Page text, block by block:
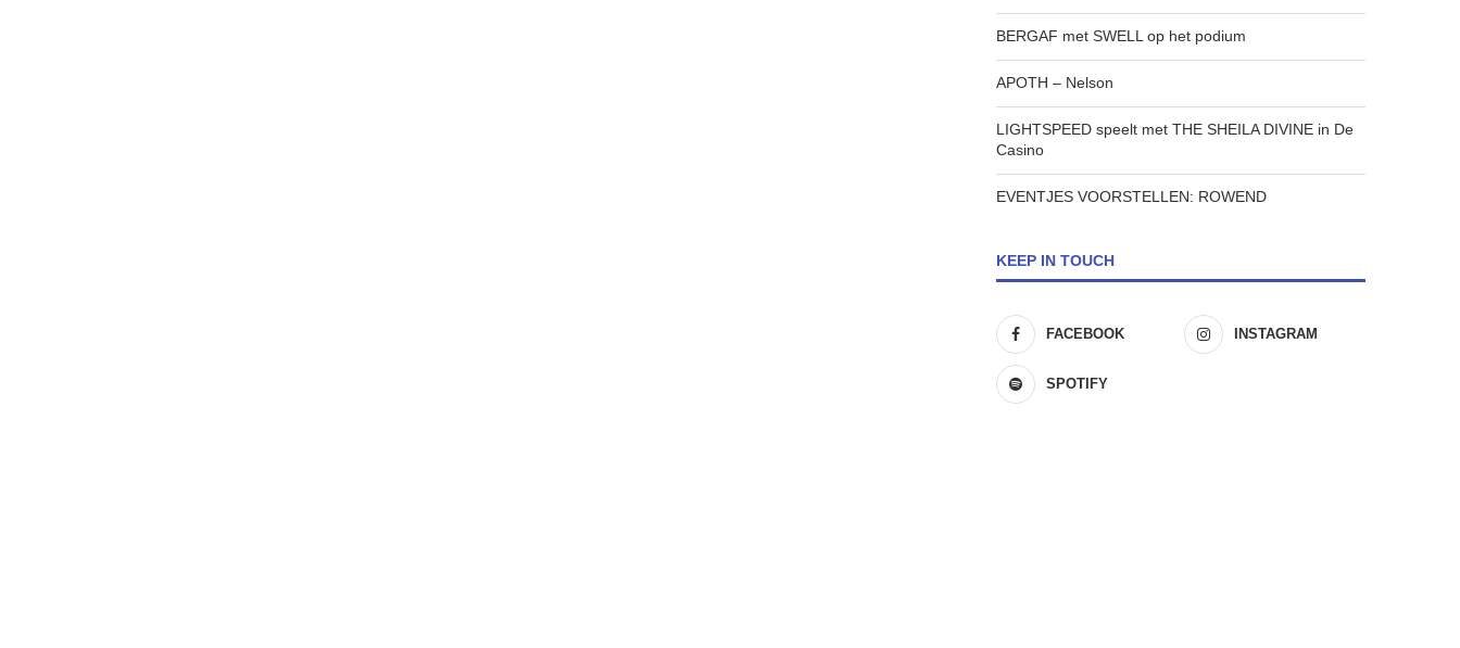
BERGAF met SWELL op het podium
APOTH – Nelson
LIGHTSPEED speelt met THE SHEILA DIVINE in De
Casino
EVENTJES VOORSTELLEN: ROWEND
KEEP IN TOUCH
FACEBOOK INSTAGRAM
SPOTIFY